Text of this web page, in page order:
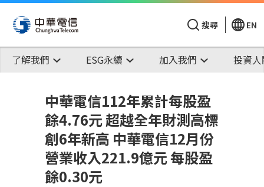
搜尋 EN
了解我們 ESG永續 加入我們 投資
中華電信112年累計每股盈
餘4.76元 超越全年財測高標
創6年新高 中華電信12月份
營業收入221.9億元 每股盈
餘0.30元